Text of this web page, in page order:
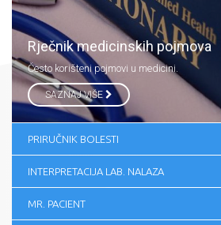
Rječnik medicinskih pojmova
Često korišteni pojmovi u medicini.
SAZNAJ VIŠE
PRIRUČNIK BOLESTI
INTERPRETACIJA LAB. NALAZA
MR. PACIENT